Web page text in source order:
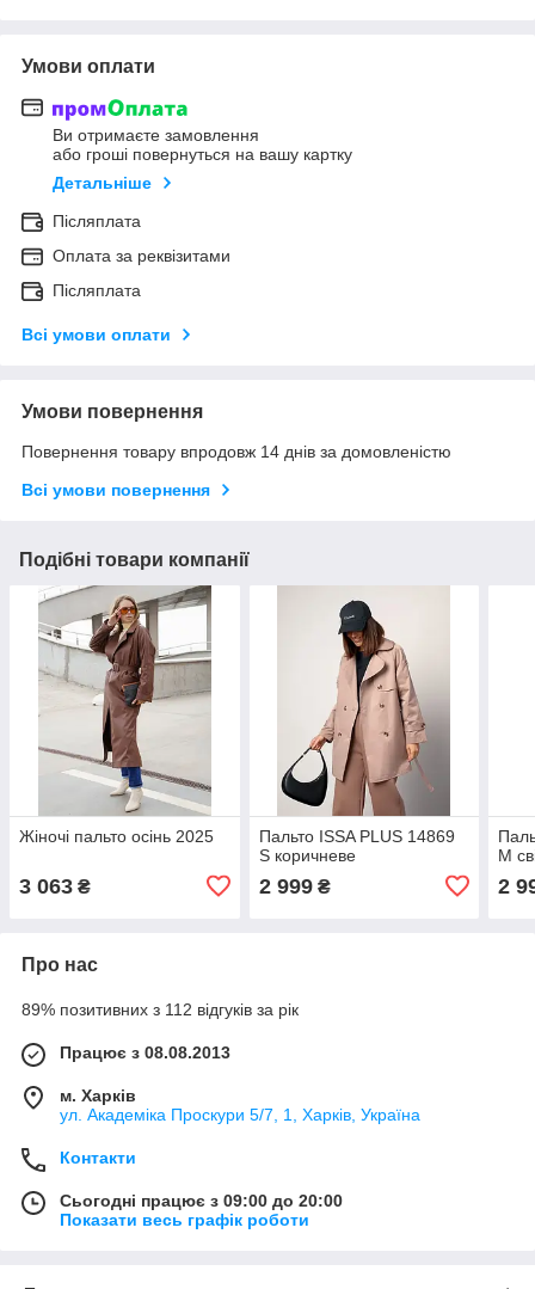
Умови оплати
Ви отримаєте замовлення
або гроші повернуться на вашу картку
Детальніше
Післяплата
Оплата за реквізитами
Післяплата
Всі умови оплати
Умови повернення
Повернення товару впродовж 14 днів за домовленістю
Всі умови повернення
Подібні товари компанії
Жіночі пальто осінь 2025
3 063 ₴
Пальто ISSA PLUS 14869
S коричневе
2 999₴
M
2
Про нас
89% позитивних з 112 відгуків за рік
Працює з 08.08.2013
м. Харків
ул. Академіка Проскури 5/7, 1, Харків, Україна
Контакти
Сьогодні працює з 09:00 до 20:00
Показати весь графік роботи